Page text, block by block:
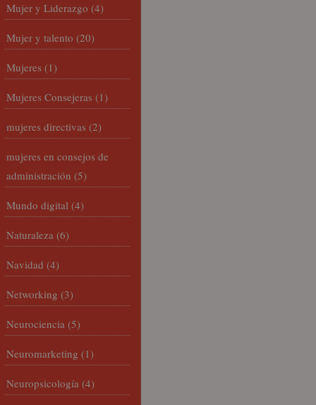
Mujer y Liderazgo (4)
Mujer y talento (20)
Mujeres (1)
Mujeres Consejeras (1)
mujeres directivas (2)
mujeres en consejos de
administración (5)
Mundo digital (4)
Naturaleza (6)
Navidad (4)
Networking (3)
Neurociencia (5)
Neuromarketing (1)
Neuropsicología (4)